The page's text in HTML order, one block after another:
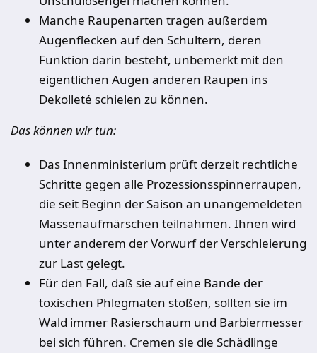
Manche Raupenarten tragen außerdem
Augenflecken auf den Schultern, deren
Funktion darin besteht, unbemerkt mit den
eigentlichen Augen anderen Raupen ins
Dekolleté schielen zu können.
Das können wir tun:
Das Innenministerium prüft derzeit rechtliche
Schritte gegen alle Prozessionsspinnerraupen,
die seit Beginn der Saison an unangemeldeten
Massenaufmärschen teilnahmen. Ihnen wird
unter anderem der Vorwurf der Verschleierung
zur Last gelegt.
Für den Fall, daß sie auf eine Bande der
toxischen Phlegmaten stoßen, sollten sie im
Wald immer Rasierschaum und Barbiermesser
bei sich führen. Cremen sie die Schädlinge